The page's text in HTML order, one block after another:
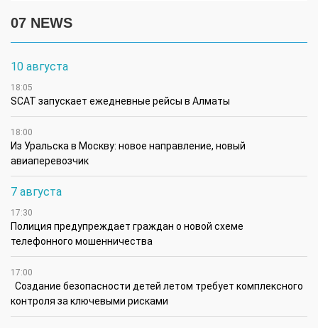
07 NEWS
10 августа
18:05
SCAT запускает ежедневные рейсы в Алматы
18:00
Из Уральска в Москву: новое направление, новый
авиаперевозчик
7 августа
17:30
Полиция предупреждает граждан о новой схеме
телефонного мошенничества
17:00
Создание безопасности детей летом требует комплексного
контроля за ключевыми рисками